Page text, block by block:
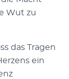
Wut zu
das Tragen
ein